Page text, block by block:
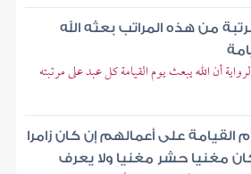
من هذه المراتب بعثه الله
أن الله يبعث يوم القيامة كل عبد على مرتبته
القيامة على أعمالهم إن كان زامرا
مغنيا حشر مغنيا ولا يعرف